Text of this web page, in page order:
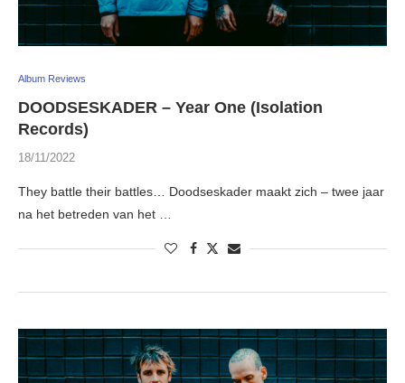
Album Reviews
DOODSESKADER – Year One (Isolation
Records)
18/11/2022
They battle their battles… Doodseskader maakt zich – twee jaar
na het betreden van het …